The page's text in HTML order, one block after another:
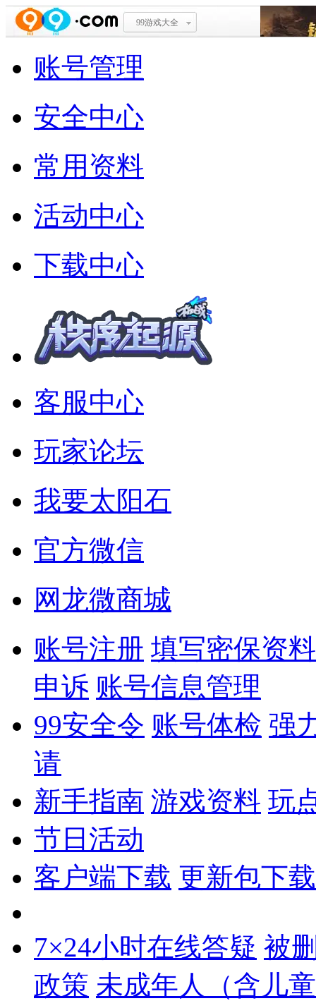
99游戏大全
账号管理
安全中心
常用资料
活动中心
下载中心
客服中心
玩家论坛
我要太阳石
官方微信
网龙微商城
账号注册 填写密保资料
申诉 账号信息管理
99安全令 账号体检 强
请
新手指南 游戏资料 玩
节日活动
客户端下载 更新包下载
7×24小时在线答疑 被
政策 未成年人（含儿